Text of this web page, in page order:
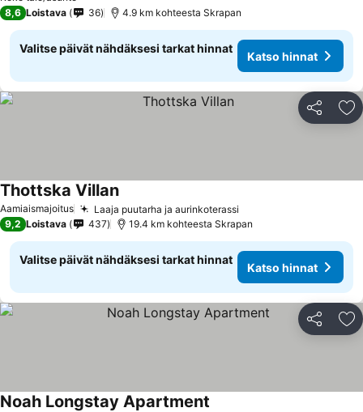
8,6 Loistava 36 4.9 km kohteesta Skrapan
Valitse päivät nähdäksesi tarkat hinnat
Katso hinnat
Jaa
Aamiaismajoitus Laaja puutarha ja aurinkoterassi
Thottska VillanKatso hinnat
9,2 Loistava 437 19.4 km kohteesta Skrapan
Valitse päivät nähdäksesi tarkat hinnat
Katso hinnat
Jaa
Noah Longstay Apartment